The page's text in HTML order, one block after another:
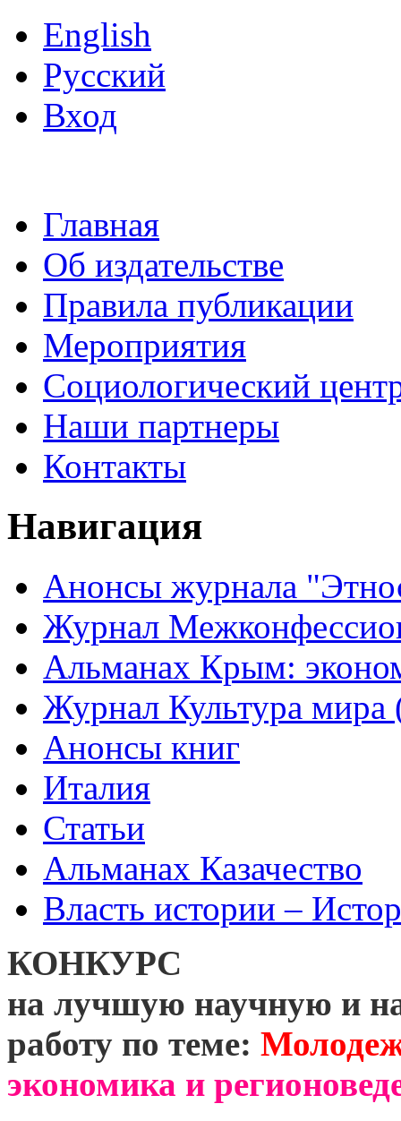
English
Русский
Вход
Главная
Об издательстве
Правила публикации
Мероприятия
Социологический
Наши партнеры
Контакты
Навигация
Анонсы журнала
Журнал
Альманах Крым:
Журнал Культура
Анонсы книг
Италия
Статьи
Альманах Казачество
Власть истории –
КОНКУРС
на лучшую научную и
работу по теме:
экономика и